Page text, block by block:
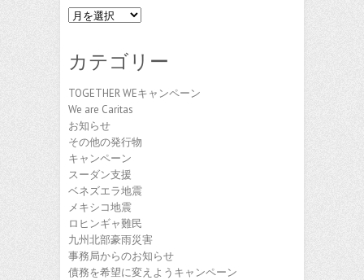
ア
イ
カテゴリー
TOGETHER WEキャンペーン
We are Caritas
お知らせ
その他の発行物
キャンペーン
スーダン支援
ベネズエラ地震
メキシコ地震
ロヒンギャ難民
九州北部豪雨災害
事務局からのお知らせ
債務を希望に変えようキャンペーン